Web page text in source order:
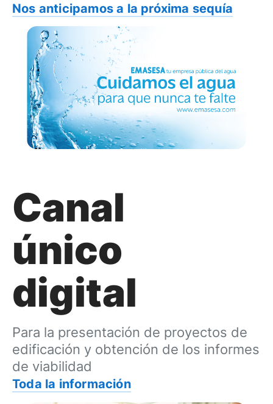
Nos anticipamos a la próxima sequía
Canal
único
digital
Para la presentación de proyectos de
edificación y obtención de los informes
de viabilidad
Toda la información